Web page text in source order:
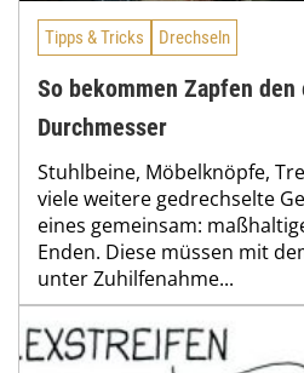
Tipps & Tricks Drechseln
So bekommen Zapfen den
Durchmesser
Stuhlbeine, Möbelknöpfe,
viele weitere gedrechselte
eines gemeinsam:
Enden. Diese müssen mit
unter Zuhilfenahme...